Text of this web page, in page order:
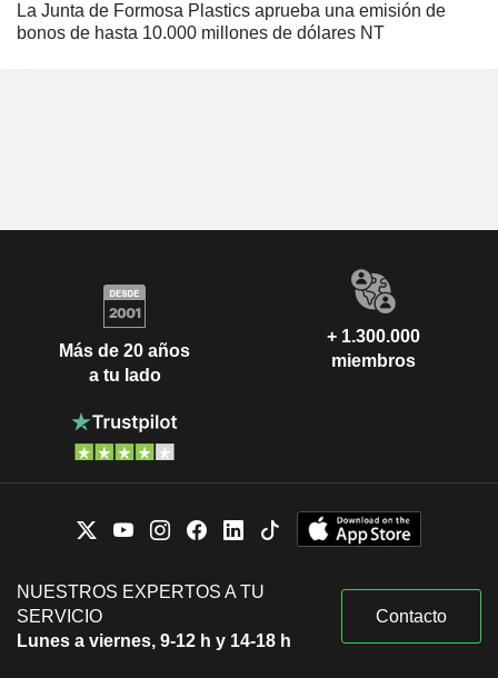
La Junta de Formosa Plastics aprueba una emisión de
bonos de hasta 10.000 millones de dólares NT
Más de 20 años
a tu lado
+ 1.300.000
miembros
NUESTROS EXPERTOS A TU
SERVICIO
Lunes a viernes, 9-12 h y 14-18 h
Contacto